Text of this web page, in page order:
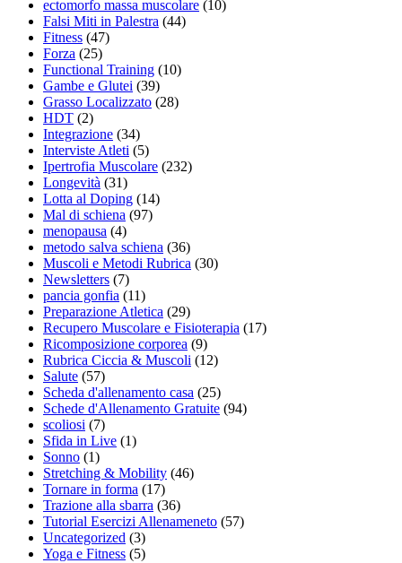
ectomorfo massa muscolare (10)
Falsi Miti in Palestra (44)
Fitness (47)
Forza (25)
Functional Training (10)
Gambe e Glutei (39)
Grasso Localizzato (28)
HDT (2)
Integrazione (34)
Interviste Atleti (5)
Ipertrofia Muscolare (232)
Longevità (31)
Lotta al Doping (14)
Mal di schiena (97)
menopausa (4)
metodo salva schiena (36)
Muscoli e Metodi Rubrica (30)
Newsletters (7)
pancia gonfia (11)
Preparazione Atletica (29)
Recupero Muscolare e Fisioterapia (17)
Ricomposizione corporea (9)
Rubrica Ciccia & Muscoli (12)
Salute (57)
Scheda d'allenamento casa (25)
Schede d'Allenamento Gratuite (94)
scoliosi (7)
Sfida in Live (1)
Sonno (1)
Stretching & Mobility (46)
Tornare in forma (17)
Trazione alla sbarra (36)
Tutorial Esercizi Allenameneto (57)
Uncategorized (3)
Yoga e Fitness (5)